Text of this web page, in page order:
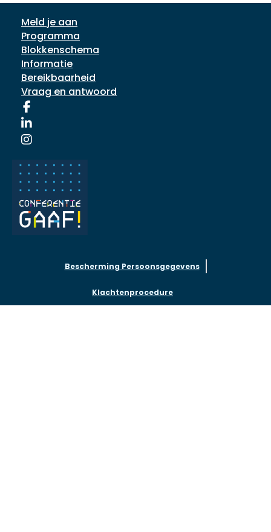
Meld je aan
Programma
Blokkenschema
Informatie
Bereikbaarheid
Vraag en antwoord
Bescherming Persoonsgegevens
Klachtenprocedure